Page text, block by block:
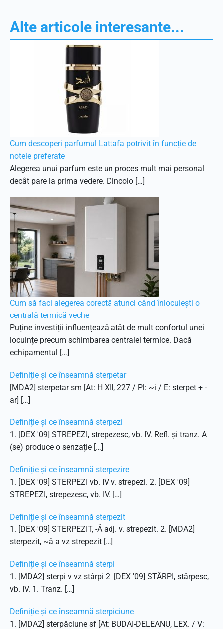
Alte articole interesante...
Cum descoperi parfumul Lattafa potrivit în funcție de
notele preferate
Alegerea unui parfum este un proces mult mai personal
decât pare la prima vedere. Dincolo […]
Cum să faci alegerea corectă atunci când înlocuiești o
centrală termică veche
Puține investiții influențează atât de mult confortul unei
locuințe precum schimbarea centralei termice. Dacă
echipamentul […]
Definiție și ce înseamnă sterpetar
[MDA2] sterpetar sm [At: H XII, 227 / Pl: ~i / E: sterpet + -
ar] […]
Definiție și ce înseamnă sterpezi
1. [DEX '09] STREPEZI, strepezesc, vb. IV. Refl. și tranz. A
(se) produce o senzație […]
Definiție și ce înseamnă sterpezire
1. [DEX '09] STERPEZI vb. IV v. strepezi. 2. [DEX '09]
STREPEZI, strepezesc, vb. IV. […]
Definiție și ce înseamnă sterpezit
1. [DEX '09] STERPEZIT, -Ă adj. v. strepezit. 2. [MDA2]
sterpezit, ~ă a vz strepezit […]
Definiție și ce înseamnă sterpi
1. [MDA2] sterpi v vz stârpi 2. [DEX '09] STÂRPI, stârpesc,
vb. IV. 1. Tranz. […]
Definiție și ce înseamnă sterpiciune
1. [MDA2] sterpăciune sf [At: BUDAI-DELEANU, LEX. / V: